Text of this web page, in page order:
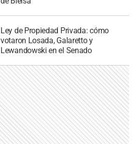
Ley de Propiedad Privada: cómo
votaron Losada, Galaretto y
Lewandowski en el Senado